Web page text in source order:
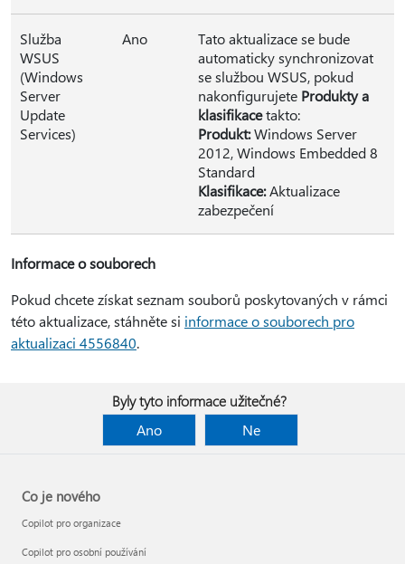
Služba
WSUS
(Windows
Server
Update
Services)
Ano
Tato aktualizace se bude
automaticky synchronizovat
se službou WSUS, pokud
nakonfigurujete Produkty a
klasifikacetakto:
Produkt:Windows Server
2012, Windows Embedded 8
Standard
Klasifikace:Aktualizace
zabezpečení
Informace o souborech
Pokud chcete získat seznam souborů poskytovaných v rámci
této aktualizace, stáhněte si informace o souborech pro
aktualizaci 4556840.
Byly tyto informace užitečné?
Ano
Ne
Co je nového
Copilot pro organizace
Copilot pro osobní používání